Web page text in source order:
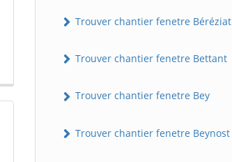
Trouver chantier fenetre Béréziat
Trouver chantier fenetre Bettant
Trouver chantier fenetre Bey
Trouver chantier fenetre Beynost